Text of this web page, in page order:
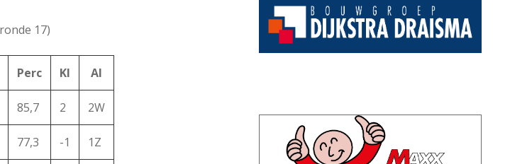
17)
Perc Kl Al
85,7 2 2W
77,3 -1 1Z